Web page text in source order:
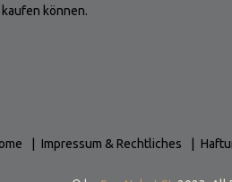
können.
Impressum & Rechtliches